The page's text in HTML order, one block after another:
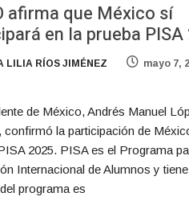
afirma que México sí
en la prueba PISA
LILIA RÍOS JIMÉNEZ
mayo 7,
de México, Andrés Manuel
confirmó la participación de
2025. PISA es el Programa
Internacional de Alumnos y
programa es